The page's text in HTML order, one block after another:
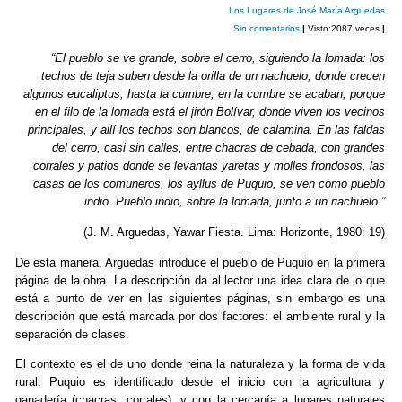
o
k
Los Lugares de José María Arguedas
Sin comentarios| Visto:2087 veces|
“El pueblo se ve grande, sobre el cerro, siguiendo la lomada: los
techos de teja suben desde la orilla de un riachuelo, donde crecen
algunos eucaliptus, hasta la cumbre; en la cumbre se acaban, porque
en el filo de la lomada está el jirón Bolívar, donde viven los vecinos
principales, y allí los techos son blancos, de calamina. En las faldas
del cerro, casi sin calles, entre chacras de cebada, con grandes
corrales y patios donde se levantas yaretas y molles frondosos, las
casas de los comuneros, los ayllus de Puquio, se ven como pueblo
indio. Pueblo indio, sobre la lomada, junto a un riachuelo.”
(J. M. Arguedas, Yawar Fiesta. Lima: Horizonte, 1980: 19)
De esta manera, Arguedas introduce el pueblo de Puquio en la primera
página de la obra. La descripción da al lector una idea clara de lo que
está a punto de ver en las siguientes páginas, sin embargo es una
descripción que está marcada por dos factores: el ambiente rural y la
separación de clases.
El contexto es el de uno donde reina la naturaleza y la forma de vida
rural. Puquio es identificado desde el inicio con la agricultura y